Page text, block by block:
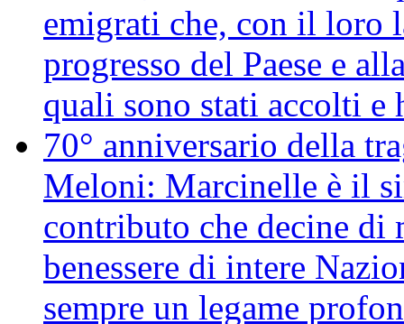
emigrati che, con il loro
progresso del Paese e
quali sono stati accolti e
70° anniversario della
Meloni: Marcinelle è il
contributo che decine
benessere di intere
sempre un legame